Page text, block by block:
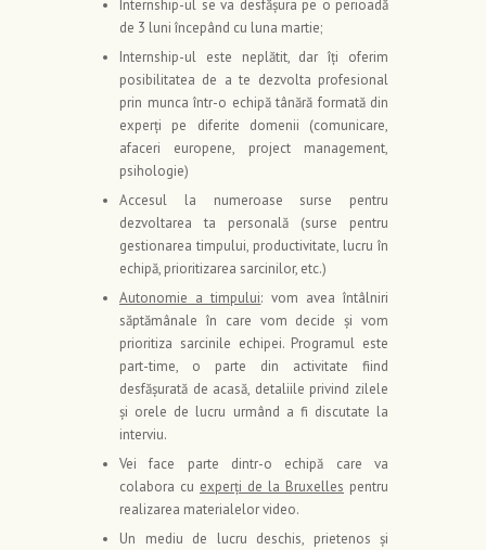
Internship-ul se va desfășura pe o perioadă
de 3 luni începând cu luna martie;
Internship-ul este neplătit, dar îţi oferim
posibilitatea de a te dezvolta profesional
prin munca într-o echipă tânără formată din
experţi pe diferite domenii (comunicare,
afaceri europene, project management,
psihologie)
Accesul la numeroase surse pentru
dezvoltarea ta personală (surse pentru
gestionarea timpului, productivitate, lucru în
echipă, prioritizarea sarcinilor, etc.)
Autonomie a timpului: vom avea întâlniri
săptămânale în care vom decide şi vom
prioritiza sarcinile echipei. Programul este
part-time, o parte din activitate fiind
desfăşurată de acasă, detaliile privind zilele
şi orele de lucru urmând a fi discutate la
interviu.
Vei face parte dintr-o echipă care va
colabora cu experţi de la Bruxelles pentru
realizarea materialelor video.
Un mediu de lucru deschis, prietenos şi